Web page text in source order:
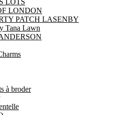
LOTS
LONDON
PATCH LASENBY
Tana Lawn
à broder